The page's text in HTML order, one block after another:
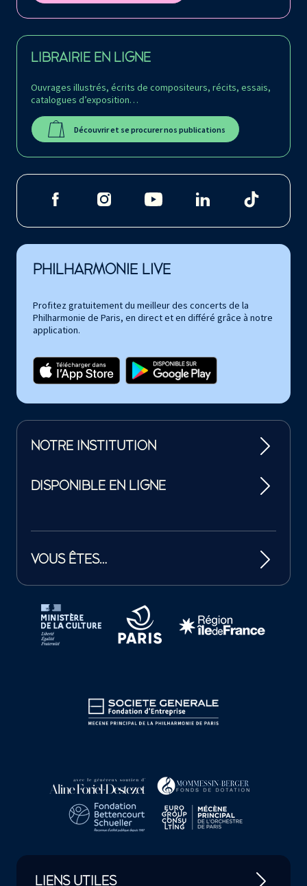
LIBRAIRIE EN LIGNE
Ouvrages illustrés, écrits de compositeurs, récits, essais,
catalogues d’exposition…
Découvrir et se procurer nos publications
PHILHARMONIE LIVE
Profitez gratuitement du meilleur des concerts de la
Philharmonie de Paris, en direct et en différé grâce à notre
application.
NOTRE INSTITUTION
DISPONIBLE EN LIGNE
VOUS ÊTES…
Tutelles et mécènes de la Philharmonie de Paris
LIENS UTILES